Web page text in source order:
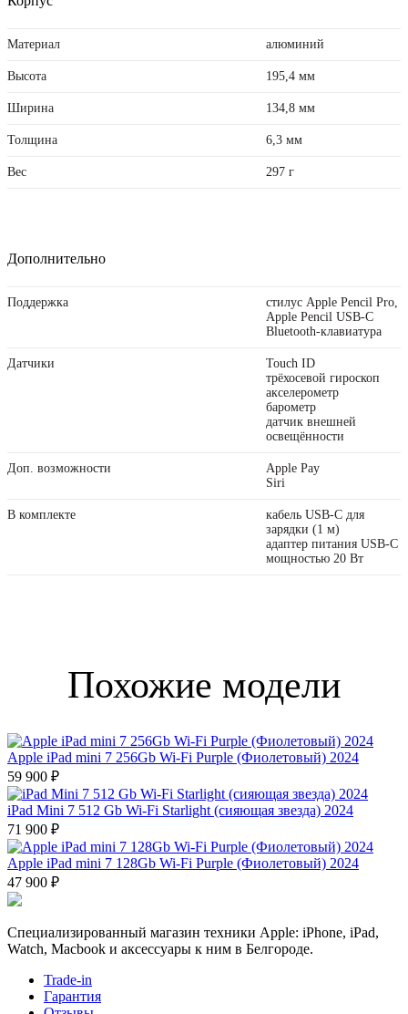
Материал алюминий
Высота 195,4 мм
Ширина 134,8 мм
Толщина 6,3 мм
Вес 297 г
Дополнительно
Поддержка
стилус Apple Pencil Pro,
Apple Pencil USB-C
Bluetooth-клавиатура
Датчики
Touch ID
трёхосевой гироскоп
акселерометр
барометр
датчик внешней
освещённости
Доп. возможности
Apple Pay
Siri
В комплекте
кабель USB‑C для
зарядки (1 м)
адаптер питания USB‑C
мощностью 20 Вт
Похожие модели
Apple iPad mini 7 256Gb Wi-Fi Purple (Фиолетовый) 2024
59 900 ₽
iPad Mini 7 512 Gb Wi-Fi Starlight (сияющая звезда) 2024
71 900 ₽
Apple iPad mini 7 128Gb Wi-Fi Purple (Фиолетовый) 2024
47 900 ₽
Специализированный магазин техники Apple: iPhone, iPad,
Watch, Macbook и аксессуары к ним в Белгороде.
Trade-in
Гарантия